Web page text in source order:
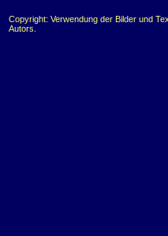
Copyright: Verwendung der Bilder und
Autors.